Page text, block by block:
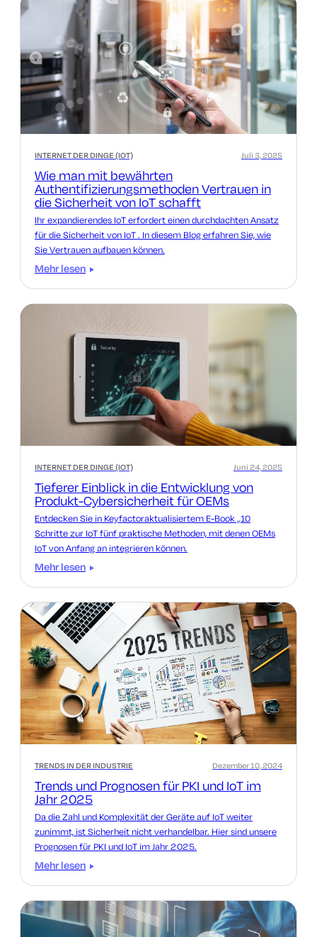
INTERNET DER DINGE (IOT)
Wie man mit bewährten
Authentifizierungsmethoden Vertrauen in
die Sicherheit von IoT schafft
Juli 3, 2025
Ihr expandierendes IoT erfordert einen durchdachten Ansatz
für die Sicherheit von IoT . In diesem Blog erfahren Sie, wie
Sie Vertrauen aufbauen können.
Mehr lesen
INTERNET DER DINGE (IOT)
Tieferer Einblick in die Entwicklung von
Produkt-Cybersicherheit für OEMs
Juni 24, 2025
Entdecken Sie in Keyfactoraktualisiertem E-Book „10
Schritte zur IoT fünf praktische Methoden, mit denen OEMs
IoT von Anfang an integrieren können.
Mehr lesen
TRENDS IN DER INDUSTRIE
Trends und Prognosen für PKI und IoT im
Jahr 2025
Dezember 10, 2024
Da die Zahl und Komplexität der Geräte auf IoT weiter
zunimmt, ist Sicherheit nicht verhandelbar. Hier sind unsere
Prognosen für PKI und IoT im Jahr 2025.
Mehr lesen